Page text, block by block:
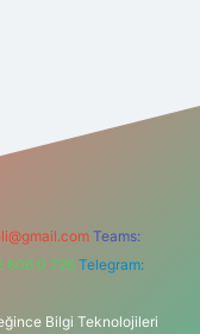
Teams:
606 0 726 Telegram:
Bilgi Teknolojileri